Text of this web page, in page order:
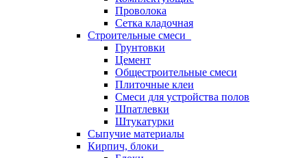
Проволока
Сетка кладочная
Строительные смеси
Грунтовки
Цемент
Общестроительные смеси
Плиточные клеи
Смеси для устройства полов
Шпатлевки
Штукатурки
Сыпучие материалы
Кирпич, блоки